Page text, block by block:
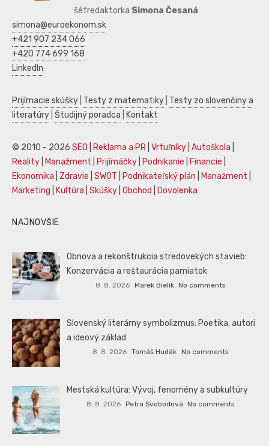
šéfredaktorka Simona Česaná
simona@euroekonom.sk
+421 907 234 066
+420 774 699 168
LinkedIn
Prijímacie skúšky Testy z matematiky Testy zo slovenčiny a
literatúry Študijný poradca Kontakt
© 2010 - 2026 SEO Reklama a PR Vrtuľníky Autoškola
Reality
Manažment Prijímáčky Podnikanie Financie
Ekonomika
Zdravie SWOT Podnikateľský plán Manažment
Marketing
Kultúra Skúšky Obchod Dovolenka
NAJNOVŠIE
Obnova a rekonštrukcia stredovekých stavieb:
Konzervácia a reštaurácia pamiatok
8. 8. 2026 Marek Bielik No comments
Slovenský literárny symbolizmus: Poetika, autori
a ideový základ
8. 8. 2026 Tomáš Hudák No comments
Mestská kultúra: Vývoj, fenomény a subkultúry
8. 8. 2026 Petra Svobodová No comments